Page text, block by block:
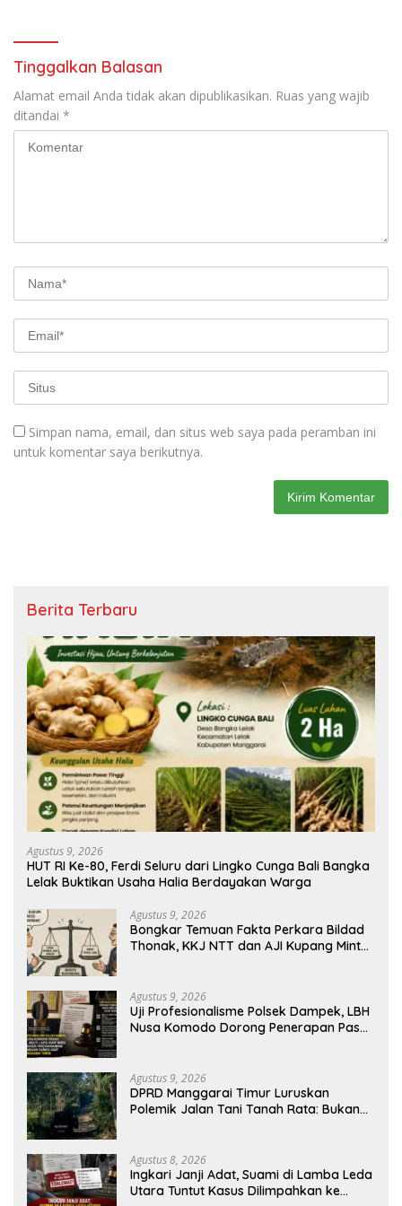
Tinggalkan Balasan
Alamat email Anda tidak akan dipublikasikan. Ruas yang wajib
ditandai *
Simpan nama, email, dan situs web saya pada peramban ini
untuk komentar saya berikutnya.
Berita Terbaru
Agustus 9, 2026
HUT RI Ke-80, Ferdi Seluru dari Lingko Cunga Bali Bangka
Lelak Buktikan Usaha Halia Berdayakan Warga
Agustus 9, 2026
Bongkar Temuan Fakta Perkara Bildad
Thonak, KKJ NTT dan AJI Kupang Minta
Agustus 9, 2026
Uji Profesionalisme Polsek Dampek, LBH
Nusa Komodo Dorong Penerapan Pasal
Agustus 9, 2026
DPRD Manggarai Timur Luruskan
Polemik Jalan Tani Tanah Rata: Bukan
Agustus 8, 2026
Ingkari Janji Adat, Suami di Lamba Leda
Utara Tuntut Kasus Dilimpahkan ke